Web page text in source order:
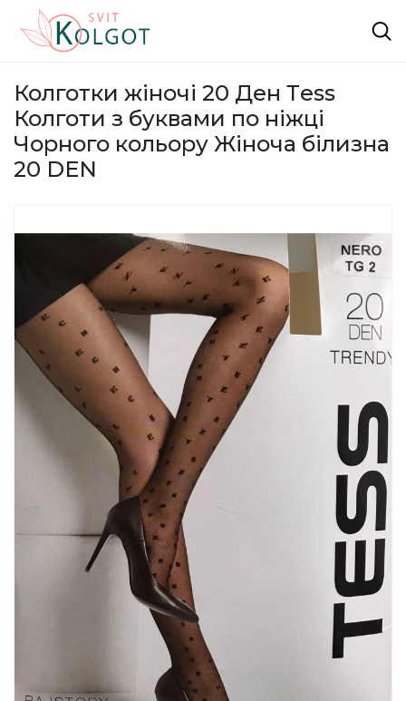
Колготки жіночі 20 Ден Тess
Колготи з буквами по ніжці
Чорного кольору Жіноча білизна
20 DEN